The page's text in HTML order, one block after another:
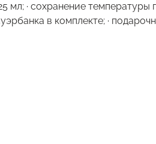
· сохранение температуры
в комплекте; ·